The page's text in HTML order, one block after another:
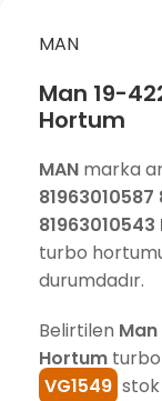
MAN
Man 19-
Hortum
MAN marka
81963010587
81963010543
turbo
durumdadır.
Belirtilen
Hortum
VG1549